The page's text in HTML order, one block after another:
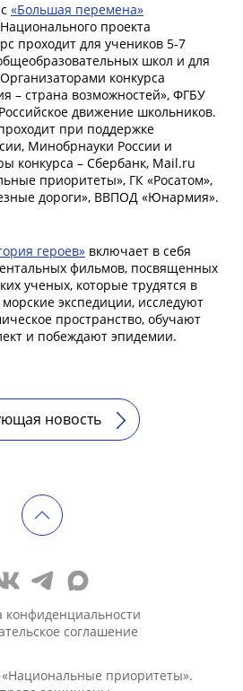
«Большая перемена»
проекта
проходит для учеников 5-7
школ и для
конкурса
– страна возможностей», ФГБУ
движение школьников.
при поддержке
Минобрнауки России и
конкурса – Сбербанк, Mail.ru
приоритеты», ГК «Росатом»,
дороги», ВВПОД «Юнармия».
героев» включает в себя
фильмов, посвященных
ученых, которые трудятся в
экспедиции, исследуют
пространство, обучают
и побеждают эпидемии.
новость
приоритеты».
конфиденциальности
соглашение